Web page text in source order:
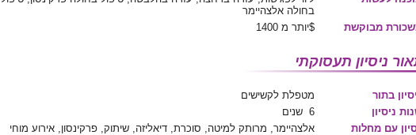
בחולה אלצהיימר
מבוקשת
$יותר מ 1400
ניסיון תעסוקתי
בתור
מטפלת לקשישים
ניסיון
6 שנים
עם מחלות
אלצהיימר, מרותק למיטה, סוכרת, דיאליזה, שיתוק, פרקינסון, אירוע מוחי